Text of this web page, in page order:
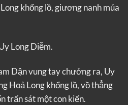
khổng lồ, giương nanh múa
Long Diễm.
Dận vung tay chưởng ra, Uy
Hoả Long khổng lồ, vồ thẳng
trấn sát một con kiến.